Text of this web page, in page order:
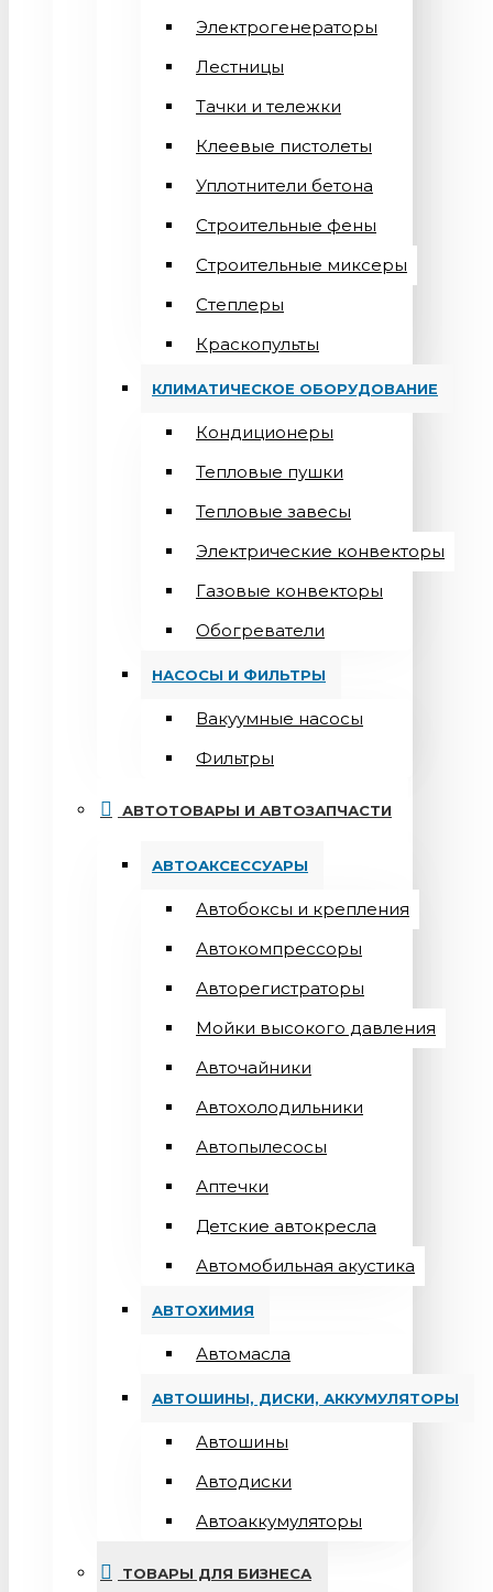
Электрогенераторы
Лестницы
Тачки и тележки
Клеевые пистолеты
Уплотнители бетона
Строительные фены
Строительные миксеры
Степлеры
Краскопульты
КЛИМАТИЧЕСКОЕ ОБОРУДОВАНИЕ
Кондиционеры
Teпловые пушки
Тепловые завесы
Электрические конвекторы
Газовые конвекторы
Обогреватели
НАСОСЫ И ФИЛЬТРЫ
Вакуумные насосы
Фильтры
АВТОТОВАРЫ И АВТОЗАПЧАСТИ
АВТОАКСЕССУАРЫ
Автобоксы и крепления
Автокомпрессоры
Авторегистраторы
Мойки высокого давления
Авточайники
Автохолодильники
Автопылесосы
Аптечки
Детские автокресла
Автомобильная акустика
АВТОХИМИЯ
Автомасла
АВТОШИНЫ, ДИСКИ, АККУМУЛЯТОРЫ
Автошины
Автодиски
Автоаккумуляторы
ТОВАРЫ ДЛЯ БИЗНЕСА